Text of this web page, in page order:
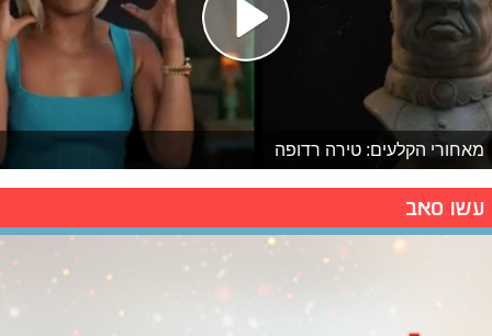
מאחורי הקלעים: טירה רדופה
עשו סאב